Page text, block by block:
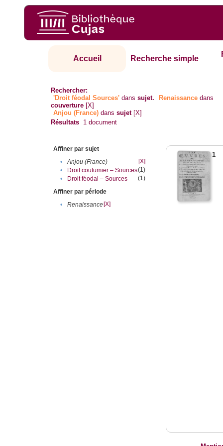
Accueil Recherche simple
Rechercher:
'Droit féodal Sources' danssujet. Renaissance dans
couverture [X]
Anjou (France) danssujet [X]
Résultats 1 document
Affiner par sujet
•
Anjou (France)
[X]
•
Droit coutumier – Sources(1)
•
Droit féodal – Sources
(1)
Affiner par période
•
Renaissance[X]
1